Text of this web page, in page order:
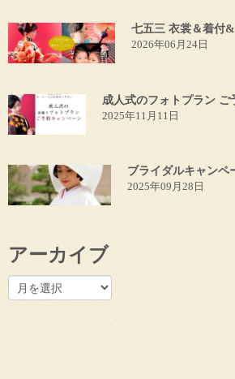
七五三 衣裳＆着付
2026年06月24日
成人式のフォトプラン ご
2025年11月11日
ブライダルキャンペ
2025年09月28日
アーカイブ